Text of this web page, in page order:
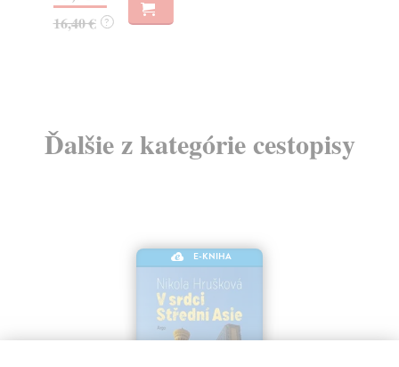
16,40 € ?
Ďalšie z kategórie cestopisy
E-KNIHA